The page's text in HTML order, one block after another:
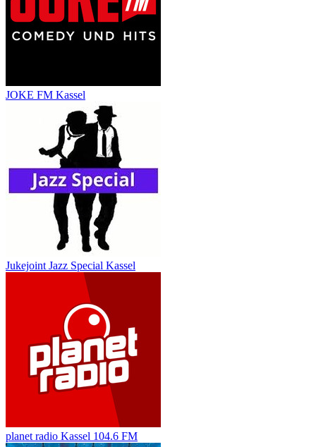
JOKE FM Kassel
Jukejoint Jazz Special Kassel
planet radio Kassel 104.6 FM